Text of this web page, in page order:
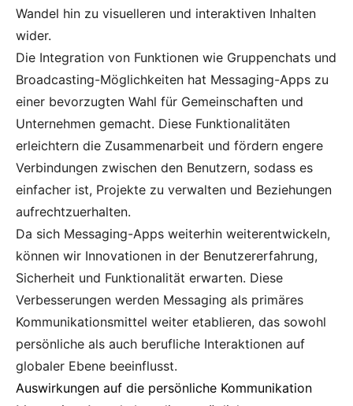
Wandel hin zu visuelleren und interaktiven Inhalten
wider.
Die Integration von Funktionen wie Gruppenchats und
Broadcasting-Möglichkeiten hat Messaging-Apps zu
einer bevorzugten Wahl für Gemeinschaften und
Unternehmen gemacht. Diese Funktionalitäten
erleichtern die Zusammenarbeit und fördern engere
Verbindungen zwischen den Benutzern, sodass es
einfacher ist, Projekte zu verwalten und Beziehungen
aufrechtzuerhalten.
Da sich Messaging-Apps weiterhin weiterentwickeln,
können wir Innovationen in der Benutzererfahrung,
Sicherheit und Funktionalität erwarten. Diese
Verbesserungen werden Messaging als primäres
Kommunikationsmittel weiter etablieren, das sowohl
persönliche als auch berufliche Interaktionen auf
globaler Ebene beeinflusst.
Auswirkungen auf die persönliche Kommunikation